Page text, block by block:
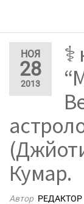
НОЯ
28
2013
⚕
Кумар.
Автор РЕДАКТОР